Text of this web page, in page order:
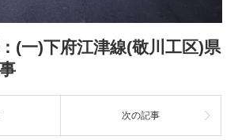
(一)下府江津線(敬川工区)県
次の記事